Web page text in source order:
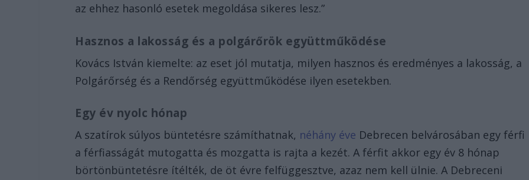
az ehhez hasonló esetek megoldása sikeres lesz.”
Hasznos a lakosság és a polgárőrök együttműködése
Kovács István kiemelte: az eset jól mutatja, milyen hasznos és eredményes a lakosság, a
Polgárőrség és a Rendőrség együttműködése ilyen esetekben.
Egy év nyolc hónap
A szatírok súlyos büntetésre számíthatnak, néhány éve Debrecen belvárosában egy férfi
a férfiasságát mutogatta és mozgatta is rajta a kezét. A férfit akkor egy év 8 hónap
börtönbüntetésre ítélték, de öt évre felfüggesztve, azaz nem kell ülnie. A Debreceni